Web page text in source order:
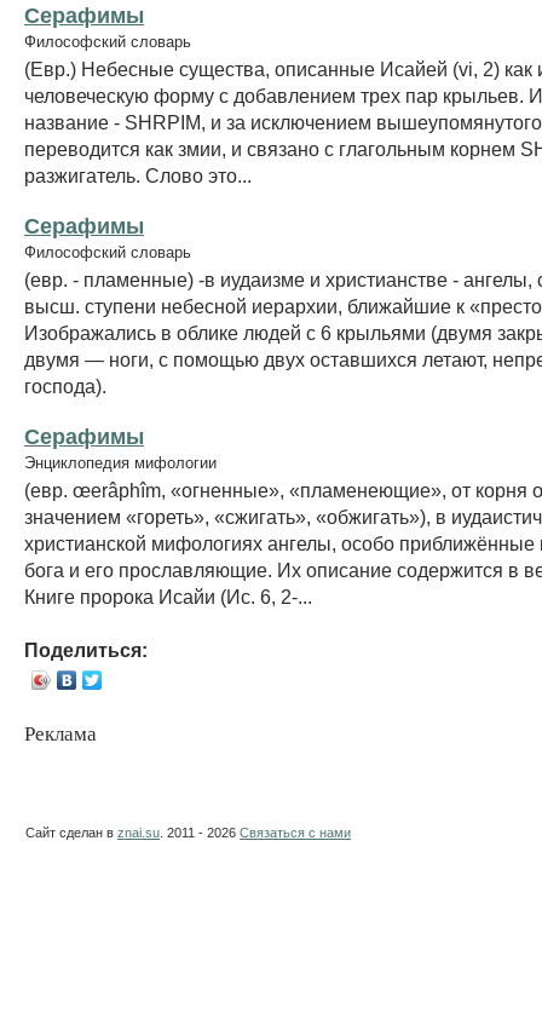
Серафимы
Философский словарь
(Евр.) Небесные существа, описанные Исайей (vi, 2)
человеческую форму с добавлением трех пар крыльев.
название - SHRPIM, и за исключением
переводится как змии, и связано с глагольным корнем
разжигатель. Слово это...
Серафимы
Философский словарь
(евр. - пламенные) -в иудаизме и христианстве - ангелы,
высш. ступени небесной иерархии, ближайшие к
Изображались в облике людей с 6 крыльями (двумя
двумя — ноги, с помощью двух оставшихся летают,
господа).
Серафимы
Энциклопедия мифологии
(евр. œerâphîm, «огненные», «пламенеющие», от корня
значением «гореть», «сжигать», «обжигать»), в
христианской мифологиях ангелы, особо приближённые
бога и его прославляющие. Их описание содержится в
Книге пророка Исайи (Ис. 6, 2-...
Поделиться:
Реклама
Сайт сделан в znai.su . 2011 - 2026 Связаться с нами